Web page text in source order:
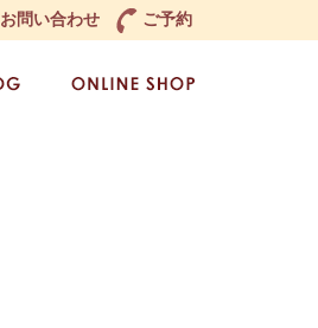
お問い合わせ ご予約